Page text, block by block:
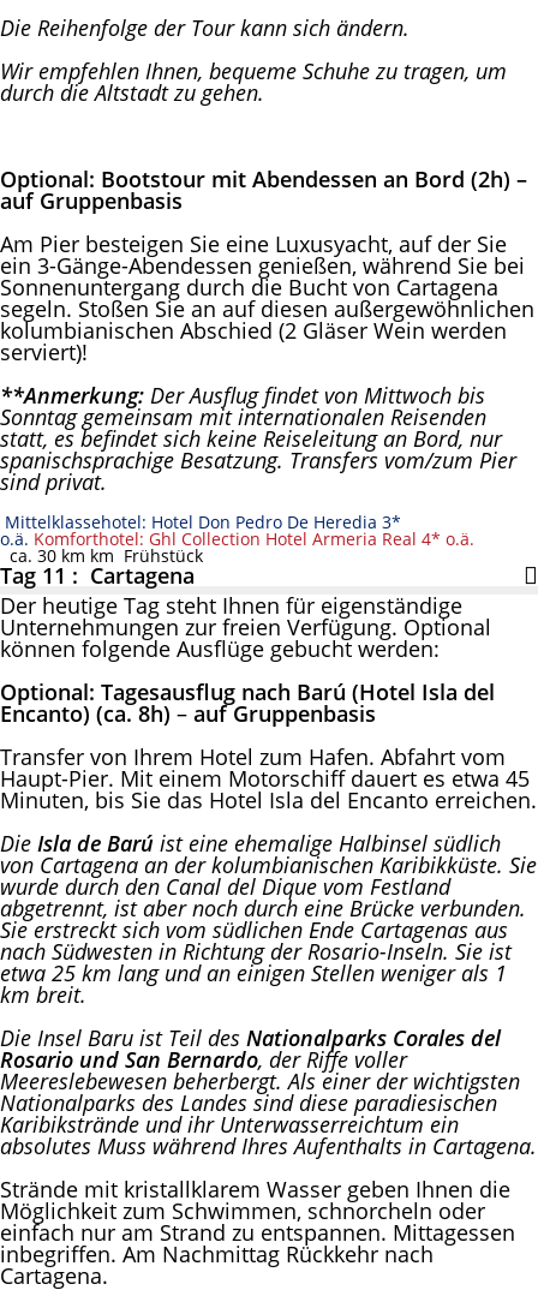
Die Reihenfolge der Tour kann sich ändern.
Wir empfehlen Ihnen, bequeme Schuhe zu tragen, um
durch die Altstadt zu gehen.
Optional: Bootstour mit Abendessen an Bord (2h) –
auf Gruppenbasis
Am Pier besteigen Sie eine Luxusyacht, auf der Sie
ein 3-Gänge-Abendessen genießen, während Sie bei
Sonnenuntergang durch die Bucht von Cartagena
segeln. Stoßen Sie an auf diesen außergewöhnlichen
kolumbianischen Abschied (2 Gläser Wein werden
serviert)!
**Anmerkung: Der Ausflug findet von Mittwoch bis
Sonntag gemeinsam mit internationalen Reisenden
statt, es befindet sich keine Reiseleitung an Bord, nur
spanischsprachige Besatzung. Transfers vom/zum Pier
sind privat.
Mittelklassehotel: Hotel Don Pedro De Heredia 3*
o.ä. Komforthotel: Ghl Collection Hotel Armeria Real 4* o.ä.
ca. 30 km km Frühstück
Tag 11 : Cartagena
Der heutige Tag steht Ihnen für eigenständige
Unternehmungen zur freien Verfügung. Optional
können folgende Ausflüge gebucht werden:
Optional: Tagesausflug nach Barú (Hotel Isla del
Encanto) (ca. 8h) – auf Gruppenbasis
Transfer von Ihrem Hotel zum Hafen. Abfahrt vom
Haupt-Pier. Mit einem Motorschiff dauert es etwa 45
Minuten, bis Sie das Hotel Isla del Encanto erreichen.
Die Isla de Barú ist eine ehemalige Halbinsel südlich
von Cartagena an der kolumbianischen Karibikküste. Sie
wurde durch den Canal del Dique vom Festland
abgetrennt, ist aber noch durch eine Brücke verbunden.
Sie erstreckt sich vom südlichen Ende Cartagenas aus
nach Südwesten in Richtung der Rosario-Inseln. Sie ist
etwa 25 km lang und an einigen Stellen weniger als 1
km breit.
Die Insel Baru ist Teil des Nationalparks Corales del
Rosario und San Bernardo, der Riffe voller
Meereslebewesen beherbergt. Als einer der wichtigsten
Nationalparks des Landes sind diese paradiesischen
Karibikstrände und ihr Unterwasserreichtum ein
absolutes Muss während Ihres Aufenthalts in Cartagena.
Strände mit kristallklarem Wasser geben Ihnen die
Möglichkeit zum Schwimmen, schnorcheln oder
einfach nur am Strand zu entspannen. Mittagessen
inbegriffen. Am Nachmittag Rückkehr nach
Cartagena.